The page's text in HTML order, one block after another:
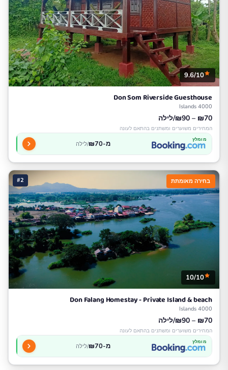
9.6/10
Don Som Riverside Guesthouse
4000 Islands
₪70 – ₪90/לילה
המחירים משוערים ומשתנים בהתאם לעונה
מומלץ מ-₪70 /לילה
#2 בחירה מאומתת
10/10
Don Falang Homestay - Private Island & beach
4000 Islands
₪70 – ₪90/לילה
המחירים משוערים ומשתנים בהתאם לעונה
מומלץ מ-₪70 /לילה